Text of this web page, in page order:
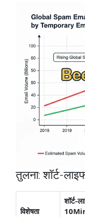
तुलना: शॉर्ट-
विशेषता
शॉर्ट-